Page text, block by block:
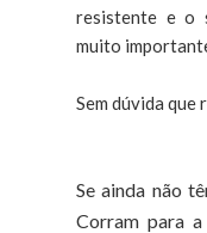
resistente e o
muito
Sem dúvida que
Se ainda não
Corram para a